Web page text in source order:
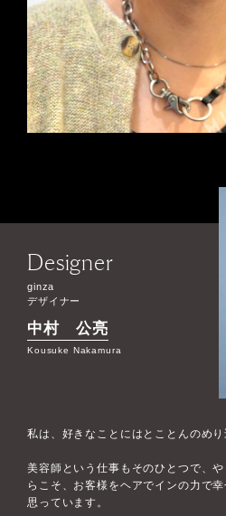
Designer
ginza
デザイナー
中村 公亮
Kousuke Nakamura
私は、好きなことにはとことんのめり
美容師という仕事もそのひとつで、
らこそ、お客様をヘアでインの力で
思っています。